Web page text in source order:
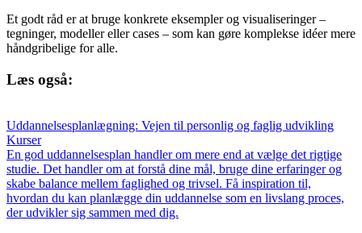
Et godt råd er at bruge konkrete eksempler og visualiseringer –
tegninger, modeller eller cases – som kan gøre komplekse idéer mere
håndgribelige for alle.
Læs også:
Uddannelsesplanlægning: Vejen til personlig og faglig udvikling
Kurser
En god uddannelsesplan handler om mere end at vælge det rigtige
studie. Det handler om at forstå dine mål, bruge dine erfaringer og
skabe balance mellem faglighed og trivsel. Få inspiration til,
hvordan du kan planlægge din uddannelse som en livslang proces,
der udvikler sig sammen med dig.